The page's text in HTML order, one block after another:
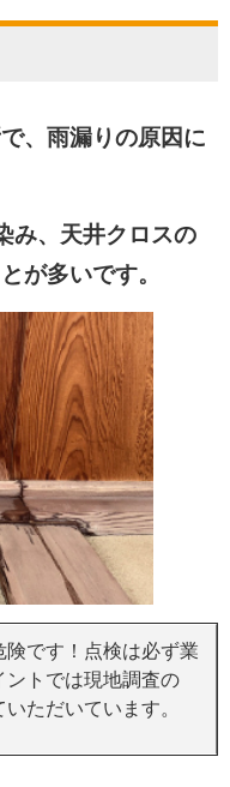
、雨漏りの原因に
み、天井クロスの
が多いです。
です！点検は必ず業
ントでは現地調査の
ただいています。